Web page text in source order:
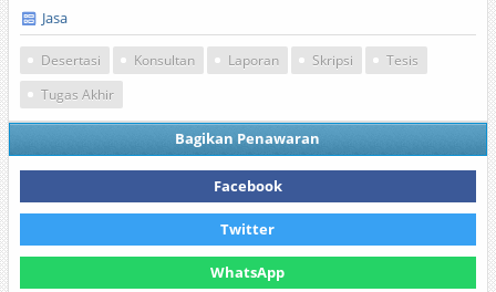
Jasa
Desertasi Konsultan Laporan Skripsi
Tesis
Tugas Akhir
Bagikan Penawaran
Facebook
Twitter
WhatsApp